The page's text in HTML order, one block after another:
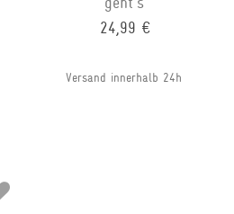
24,99 €
Versand innerhalb 24h